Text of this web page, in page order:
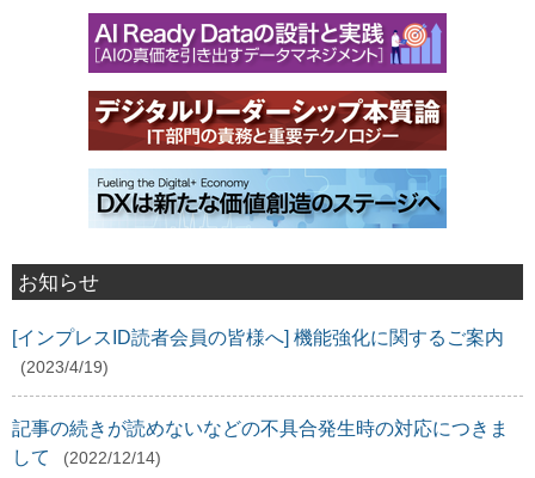
お知らせ
[インプレスID読者会員の皆様へ] 機能強化に関するご案内
(2023/4/19)
記事の続きが読めないなどの不具合発生時の対応につきま
して
(2022/12/14)